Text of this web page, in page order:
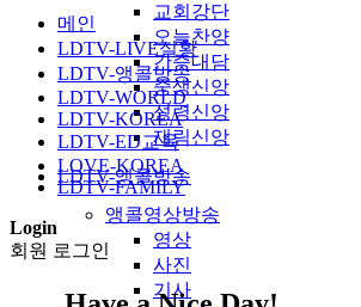
교회강단
오늘찬양
간증대담
중생신앙
성령신앙
재림신앙
LDTV-앵콜방송
앵콜영상방송
영상
사진
기사
메인
LDTV-LIVE실황
LDTV-앵콜방송
LDTV-WORLD
LDTV-KOREA
LDTV-ED교육
LOVE-KOREA
LDTV-FAMILY
Login
회원 로그인